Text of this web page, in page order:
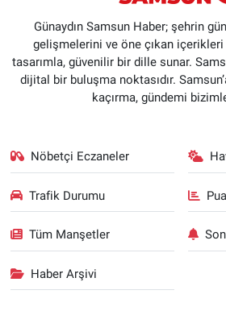
Günaydın Samsun Haber; şehrin
gelişmelerini ve öne çıkan
tasarımla, güvenilir bir dille sunar.
dijital bir buluşma noktasıdır.
kaçırma, gündemi
Nöbetçi Eczaneler
Trafik Durumu
Tüm Manşetler
Haber Arşivi